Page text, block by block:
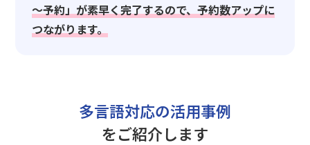
～予約」が素早く完了するので、予約数アップに
つながります。
多言語対応の活用事例
をご紹介します